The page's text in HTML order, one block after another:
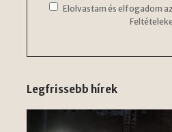
Elolvastam és elfogadom
Legfrissebb hírek